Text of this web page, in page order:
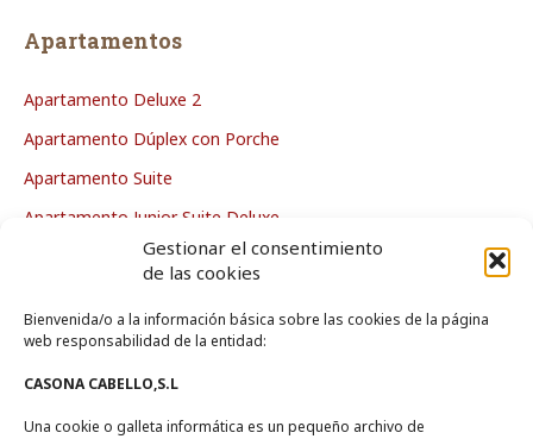
Gestionar el consentimiento
de las cookies
Bienvenida/o a la información básica sobre las cookies de la página
web responsabilidad de la entidad:
CASONA CABELLO,S.L
Una cookie o galleta informática es un pequeño archivo de
Apartamentos
Apartamento Deluxe 2
Apartamento Dúplex con Porche
Apartamento Suite
Apartamento Junior Suite Deluxe
Apartamento Deluxe
La Casa
Zona de Piscina
Zonas Comunes